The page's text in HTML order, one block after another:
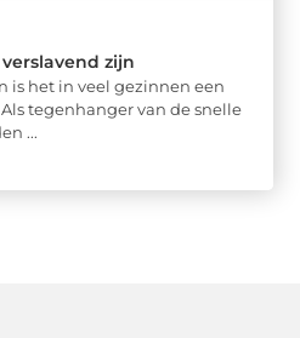
zijn
is het in veel gezinnen een
tegenhanger van de snelle
...